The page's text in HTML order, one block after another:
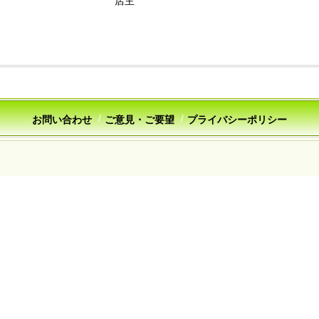
お問い合わせ ご意見・ご要望 プライバシーポリシー